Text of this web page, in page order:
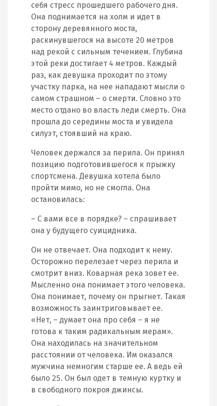
себя стресс прошедшего рабочего дня.
Она поднимается на холм и идет в
сторону деревянного моста,
раскинувшегося на высоте 20 метров
над рекой с сильным течением. Глубина
этой реки достигает 4 метров. Каждый
раз, как девушка проходит по этому
участку парка, на нее нападают мысли о
самом страшном – о смерти. Словно это
место отдано во власть леди смерть. Она
прошла до середины моста и увидела
силуэт, стоявший на краю.
Человек держался за перила. Он принял
позицию подготовившегося к прыжку
спортсмена. Девушка хотела было
пройти мимо, но не смогла. Она
остановилась:
– С вами все в порядке? – спрашивает
она у будущего суицидника.
Он не отвечает. Она подходит к нему.
Осторожно перелезает через перила и
смотрит вниз. Коварная река зовет ее.
Мысленно она понимает этого человека.
Она понимает, почему он прыгнет. Такая
возможность заинтриговывает ее.
«Нет, – думает она про себя – я не
готова к таким радикальным мерам».
Она находилась на значительном
расстоянии от человека. Им оказался
мужчина немногим старше ее. А ведь ей
было 25. Он был одет в темную куртку и
в свободного покроя джинсы.